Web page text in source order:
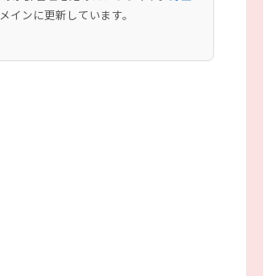
インに更新しています。